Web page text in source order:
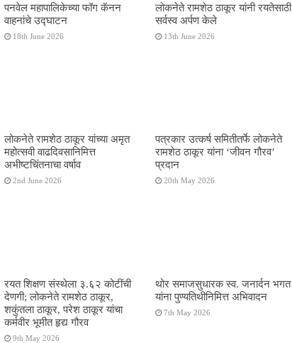
पनवेल महापालिकेच्या फॉग कॅनन
वाहनांचे उद्घाटन
18th June 2026
लोकनेते रामशेठ ठाकूर यांनी रयतेसाठी
सर्वस्व अर्पण केले
13th June 2026
लोकनेते रामशेठ ठाकूर यांच्या अमृत
महोत्सवी वाढदिवसानिमित्त
अभीष्टचिंतनाचा वर्षाव
2nd June 2026
पत्रकार उत्कर्ष समितीतर्फे लोकनेते
रामशेठ ठाकूर यांना ‌‘जीवन गौरव‌’
प्रदान
20th May 2026
रयत शिक्षण संस्थेला ३.६२ कोटींची
देणगी; लोकनेते रामशेठ ठाकूर,
शकुंतला ठाकूर, परेश ठाकूर यांचा
कर्मवीर भूमीत हृद्य गौरव
9th May 2026
थोर समाजसुधारक स्व. जनार्दन भगत
यांना पुण्यतिथीनिमित्त अभिवादन
7th May 2026